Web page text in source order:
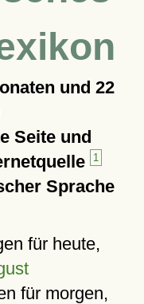
und 22
Seite und
1
Sprache
für heute,
für morgen,